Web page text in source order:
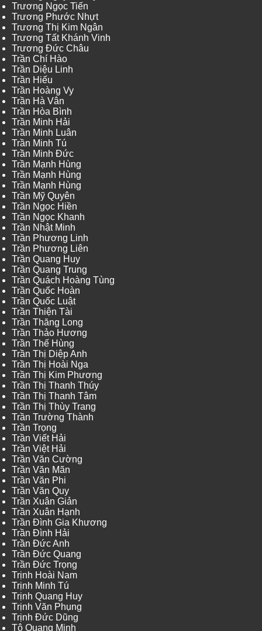
Trương Ngọc Tiến
Trương Phước Nhựt
Trương Thị Kim Ngân
Trương Tất Khánh Vinh
Trương Đức Châu
Trần Chí Hào
Trần Diệu Linh
Trần Hiếu
Trần Hoàng Vy
Trần Hà Vân
Trần Hòa Bình
Trần Minh Hải
Trần Minh Luân
Trần Minh Tú
Trần Minh Đức
Trần Mạnh Hùng
Trần Mạnh Hùng
Trần Mạnh Hùng
Trần Mỹ Quyên
Trần Ngọc Hiền
Trần Ngọc Khanh
Trần Nhật Minh
Trần Phương Linh
Trần Phương Liên
Trần Quang Huy
Trần Quang Trung
Trần Quách Hoàng Tùng
Trần Quốc Hoàn
Trần Quốc Luật
Trần Thiện Tài
Trần Thăng Long
Trần Thảo Hương
Trần Thế Hùng
Trần Thị Diệp Anh
Trần Thị Hoài Nga
Trần Thị Kim Phương
Trần Thị Thanh Thúy
Trần Thị Thanh Tâm
Trần Thị Thùy Trang
Trần Trường Thành
Trần Trọng
Trần Viết Hải
Trần Việt Hải
Trần Văn Cường
Trần Văn Mãn
Trần Văn Phi
Trần Văn Quy
Trần Xuân Giản
Trần Xuân Hạnh
Trần Đình Gia Khương
Trần Đình Hải
Trần Đức Anh
Trần Đức Quang
Trần Đức Trọng
Trịnh Hoài Nam
Trịnh Minh Tú
Trịnh Quang Huy
Trịnh Văn Phụng
Trịnh Đức Dũng
Tô Quang Minh